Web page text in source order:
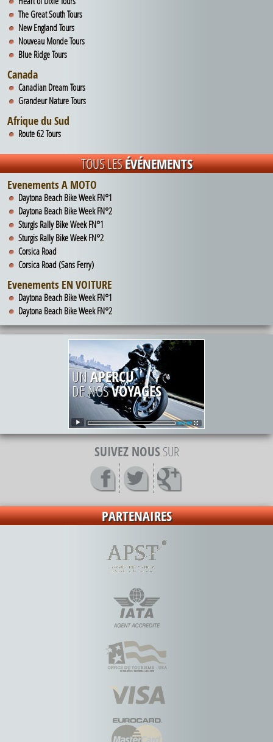
The Great South Tours
New England Tours
Nouveau Monde Tours
Blue Ridge Tours
Canada
Canadian Dream Tours
Grandeur Nature Tours
Afrique du Sud
Route 62 Tours
TOUS LESÉVÉNEMENTS
Evenements A MOTO
Daytona Beach Bike Week FN°1
Daytona Beach Bike Week FN°2
Sturgis Rally Bike Week FN°1
Sturgis Rally Bike Week FN°2
Corsica Road
Corsica Road (Sans Ferry)
Evenements EN VOITURE
Daytona Beach Bike Week FN°1
Daytona Beach Bike Week FN°2
UNAPERCU
DE NOSVOYAGES
SUIVEZ NOUS SUR
PARTENAIRES